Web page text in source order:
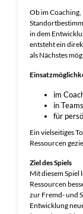
Ob im
in dem
entsteht ein
als Nächstes
im
in
für
Ein vielseitiges
Ressourcen
Ziel des Spiels
Mit diesem
Ressourcen
zur Fremd- und
Entwicklung